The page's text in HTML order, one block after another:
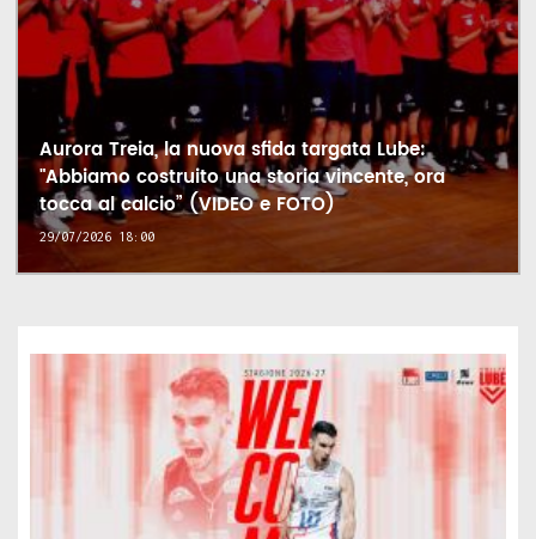
Aurora Treia, la nuova sfida targata Lube:
"Abbiamo costruito una storia vincente, ora
tocca al calcio” (VIDEO e FOTO)
29/07/2026 18:00